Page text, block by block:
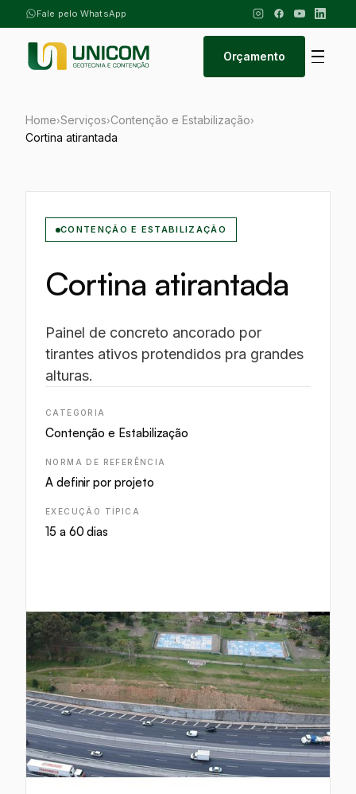
Fale pelo WhatsApp
Orçamento
Home›Serviços›Contenção e Estabilização›
Cortina atirantada
CONTENÇÃO E ESTABILIZAÇÃO
Cortina atirantada
Painel de concreto ancorado por
tirantes ativos protendidos pra grandes
alturas.
CATEGORIA
Contenção e Estabilização
NORMA DE REFERÊNCIA
A definir por projeto
EXECUÇÃO TÍPICA
15 a 60 dias